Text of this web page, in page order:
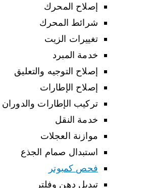
إصلاح المحرك
شرائط المحرك
تغييرات الزيت
خدمة المبرد
إصلاح التوجيه والتعليق
إصلاح الإطارات
تركيب الإطارات والدوران
خدمة النقل
موازنة العجلات
استبدال صمام الجذع
فحص كمبوتر
تبديل دهن وفلتر